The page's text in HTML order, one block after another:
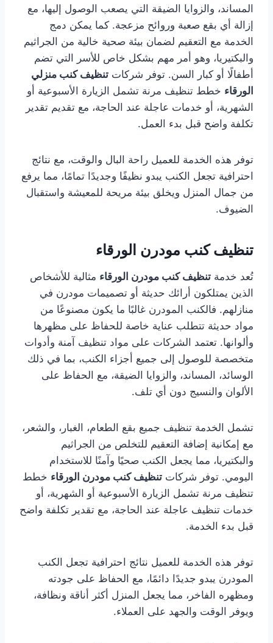
المساند، والزوايا الضيقة التي يصعب الوصول إليها، مع
إزالة أي بقع صعبة وروائح مزعجة. كما يمكن دمج
الخدمة مع التعقيم لضمان بيئة صحية خالية من الجراثيم
والبكتيريا، وهو أمر مهم بشكل خاص للأسر التي تضم
أطفالًا أو كبار السن. توفر شركات تنظيف كنب منزلي
الورقاء خطط تنظيف مرنة تشمل الزيارة الأسبوعية أو
الشهرية، أو خدمات عاجلة عند الحاجة، مع تقديم تقدير
تكلفة واضح قبل بدء العمل.
توفر هذه الخدمة للعميل راحة البال والوقت، مع نتائج
احترافية تجعل الكنب يبدو نظيفًا وجديدًا تمامًا، مما يرفع
من جمال المنزل ويخلق بيئة مريحة للمعيشة واستقبال
الضيوف.
تنظيف كنب مودرن الورقاء
تُعد خدمة تنظيف كنب مودرن الورقاء مثالية للأشخاص
الذين يمتلكون أرائك حديثة أو تصميمات مودرن في
منازلهم. فالكنب المودرن غالبًا ما يكون مصنوعًا من
مواد حديثة تتطلب عناية خاصة للحفاظ على مظهرها
وألوانها. تعتمد الشركات على مواد تنظيف آمنة وأدوات
متخصصة للوصول إلى جميع أجزاء الكنب، بما في ذلك
الوسائد، المساند، والزوايا الضيقة، مع الحفاظ على
الألوان والنسيج دون أي تلف.
تشمل الخدمة تنظيف جميع بقع الطعام، الغبار، والشعر،
مع إمكانية إضافة التعقيم للتخلص من الجراثيم
والبكتيريا، مما يجعل الكنب صحيًا وآمنًا للاستخدام
اليومي. توفر شركات تنظيف كنب مودرن الورقاء خطط
تنظيف مرنة تشمل الزيارة الأسبوعية أو الشهرية، أو
خدمات تنظيف عاجلة عند الحاجة، مع تقدير تكلفة واضح
قبل بدء الخدمة.
توفر هذه الخدمة للعميل نتائج احترافية تجعل الكنب
المودرن يبدو جديدًا دائمًا، مع الحفاظ على جودته
ومظهره الفاخر، مما يجعل المنزل أكثر أناقة ونظافة،
ويوفر الوقت والجهد على العملاء.